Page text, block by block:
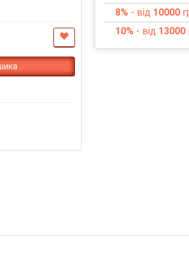
8% - від 10000
10% - від 13000